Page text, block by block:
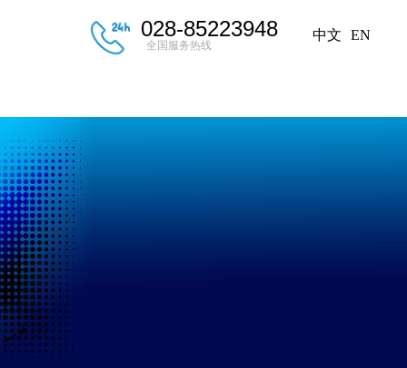
028-85223948
全国服务热线
中文 EN